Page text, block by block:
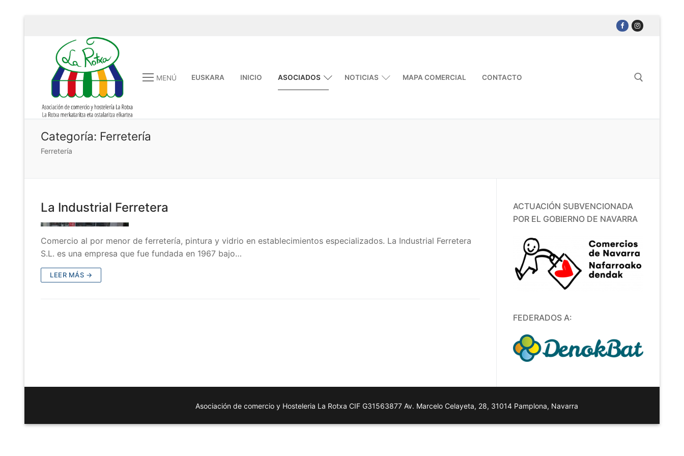
MENÚ EUSKARA INICIO ASOCIADOS NOTICIAS MAPA COMERCIAL CONTACTO
Categoría: Ferretería
Ferretería
La Industrial Ferretera
Comercio al por menor de ferretería, pintura y vidrio en establecimientos especializados. La Industrial Ferretera
S.L. es una empresa que fue fundada en 1967 bajo…
LEER MÁS →
ACTUACIÓN SUBVENCIONADA
POR EL GOBIERNO DE NAVARRA
FEDERADOS A:
Asociación de comercio y Hosteleria La Rotxa CIF G31563877 Av. Marcelo Celayeta, 28, 31014 Pamplona, Navarra